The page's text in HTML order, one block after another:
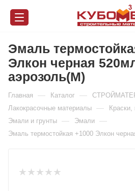
Эмаль
Элкон черная
аэрозоль(М)
Главная — Каталог —
Лакокрасочные материалы — Краски,
Эмали и грунты — Эмали —
Эмаль термостойкая +1000 Элкон